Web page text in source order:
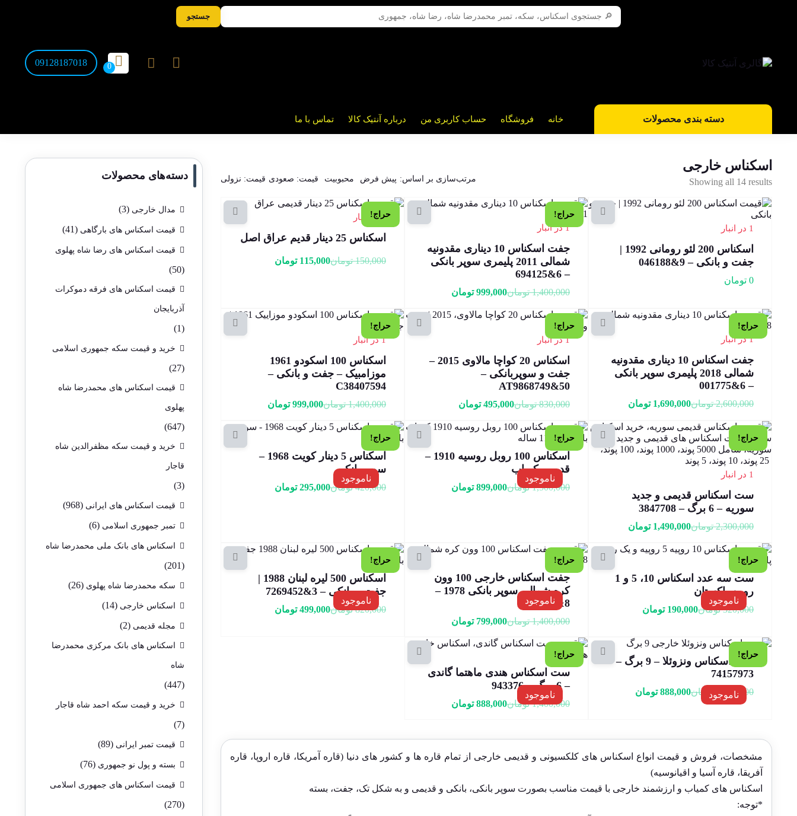
09128187018
دسته بندی محصولات خانه فروشگاه حساب کاربری من درباره آنتیک کالا تماس با ما
اسکناس خارجی
Showing all 14 results مرتب‌سازی بر اساس: پیش فرض محبوبیت قیمت: صعودی قیمت: نزولی
1 در انبار
اسکناس 200 لئو رومانی 1992 |
جفت و بانکی – 9&046188
0 تومان
حراج!
1 در انبار
جفت اسکناس 10 دیناری مقدونیه
شمالی 2011 پلیمری سوپر بانکی
– 6&694125
1,400,000 تومان999,000 تومان
حراج!
1 در انبار
اسکناس 25 دینار قدیم عراق اصل
150,000 تومان115,000 تومان
حراج!
1 در انبار
جفت اسکناس 10 دیناری مقدونیه
شمالی 2018 پلیمری سوپر بانکی
– 6&001775
2,600,000 تومان1,690,000 تومان
حراج!
1 در انبار
اسکناس 20 کواچا مالاوی 2015 –
جفت و سوپربانکی –
AT9868749&50
830,000 تومان495,000 تومان
حراج!
1 در انبار
اسکناس 100 اسکودو 1961
موزامبیک – جفت و بانکی –
C38407594
1,400,000 تومان999,000 تومان
حراج!
1 در انبار
ست اسکناس قدیمی و جدید
سوریه – 6 برگ – 3847708
2,300,000 تومان1,490,000 تومان
حراج!
ناموجود
اسکناس 100 روبل روسیه 1910 –
قدیمی کمیاب
1,500,000 تومان899,000 تومان
حراج!
ناموجود
اسکناس 5 دینار کویت 1968 –
سوپر بانکی
420,000 تومان295,000 تومان
حراج!
ناموجود
ست سه عدد اسکناس 10، 5 و 1
روپیه پاکستان
320,000 تومان190,000 تومان
حراج!
ناموجود
جفت اسکناس خارجی 100 وون
کره شمالی سوپر بانکی 1978 –
8&719517
1,400,000 تومان799,000 تومان
حراج!
ناموجود
اسکناس 500 لیره لبنان 1988 |
جفت و بانکی – 3&7269452
820,000 تومان499,000 تومان
حراج!
ناموجود
ست اسکناس ونزوئلا – 9 برگ –
74157973
1,400,000 تومان888,000 تومان
حراج!
ناموجود
ست اسکناس هندی ماهتما گاندی
– 6 برگ – 943376
1,400,000 تومان888,000 تومان
مشخصات، فروش و قیمت انواع اسکناس های کلکسیونی و قدیمی خارجی از تمام قاره ها و کشور های دنیا (قاره آمریکا، قاره اروپا، قاره
آفریقا، قاره آسیا و اقیانوسیه)
اسکناس های کمیاب و ارزشمند خارجی با قیمت مناسب بصورت سوپر بانکی، بانکی و قدیمی و به شکل تک، جفت، بسته
*توجه:
دسته‌های محصولات
مدال خارجی (3)
قیمت اسکناس های بارگاهی (41)
قیمت اسکناس های رضا شاه پهلوی
(50)
قیمت اسکناس های فرقه دموکرات
آذربایجان
(1)
خرید و قیمت سکه جمهوری اسلامی
(27)
قیمت اسکناس های محمدرضا شاه
پهلوی
(647)
خرید و قیمت سکه مظفرالدین شاه
قاجار
(3)
قیمت اسکناس های ایرانی (968)
تمبر جمهوری اسلامی (6)
اسکناس های بانک ملی محمدرضا شاه
(201)
سکه محمدرضا شاه پهلوی (26)
اسکناس خارجی (14)
مجله قدیمی (2)
اسکناس های بانک مرکزی محمدرضا
شاه
(447)
خرید و قیمت سکه احمد شاه قاجار
(7)
قیمت تمبر ایرانی (89)
بسته و پول نو جمهوری (76)
قیمت اسکناس های جمهوری اسلامی
(270)
جستجو